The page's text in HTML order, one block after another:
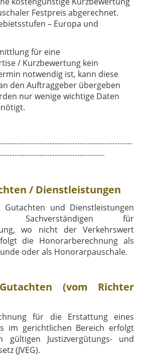
Festpreis abgerechnet.
– Europa und
für eine
/ Kurzbewertung kein
notwendig ist, kann diese
den Auftraggeber übergeben
nur wenige wichtige Daten
/ Dienstleistungen
und Dienstleistungen
für
wo nicht der Verkehrswert
die Honorarberechnung als
oder als Honorarpauschale.
(vom Richter
für die Erstattung eines
im gerichtlichen Bereich erfolgt
gültigen Justizvergütungs- und
(JVEG).